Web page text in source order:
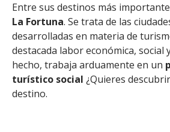
Entre sus destinos más
La Fortuna. Se trata de las
desarrolladas en materia de
destacada labor económica, social
hecho, trabaja arduamente en un
turístico social ¿Quieres
destino.